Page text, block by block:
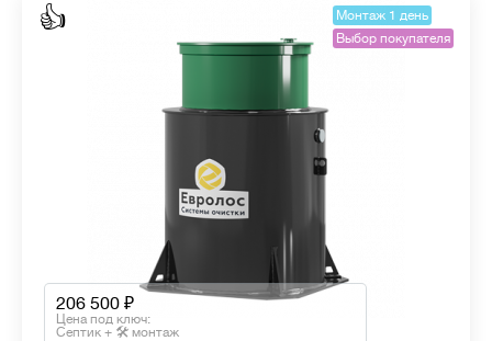
👍
Монтаж 1 день
Выбор покупателя
206 500
Цена под ключ:
Септик + 🛠 монтаж